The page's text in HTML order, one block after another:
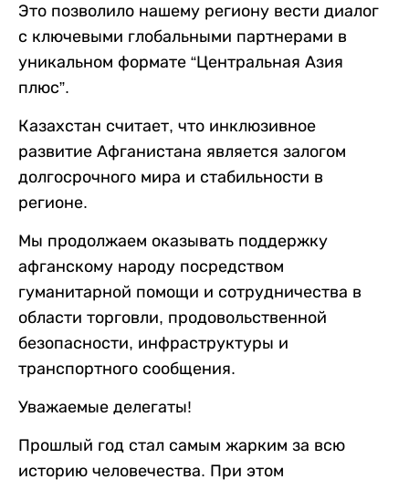
Это позволило нашему региону вести диалог
с ключевыми глобальными партнерами в
уникальном формате “Центральная Азия
плюс”.
Казахстан считает, что инклюзивное
развитие Афганистана является залогом
долгосрочного мира и стабильности в
регионе.
Мы продолжаем оказывать поддержку
афганскому народу посредством
гуманитарной помощи и сотрудничества в
области торговли, продовольственной
безопасности, инфраструктуры и
транспортного сообщения.
Уважаемые делегаты!
Прошлый год стал самым жарким за всю
историю человечества. При этом